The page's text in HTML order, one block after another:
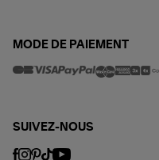
MODE DE PAIEMENT
SUIVEZ-NOUS